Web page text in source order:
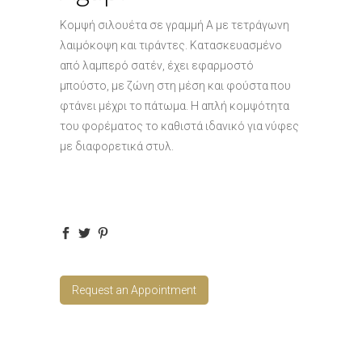
Κομψή σιλουέτα σε γραμμή Α με τετράγωνη
λαιμόκοψη και τιράντες. Κατασκευασμένο
από λαμπερό σατέν, έχει εφαρμοστό
μπούστο, με ζώνη στη μέση και φούστα που
φτάνει μέχρι το πάτωμα. Η απλή κομψότητα
του φορέματος το καθιστά ιδανικό για νύφες
με διαφορετικά στυλ.
Request an Appointment